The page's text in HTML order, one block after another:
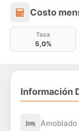
Costo
Costo
Tasa
5,0%
Información
Amoblado